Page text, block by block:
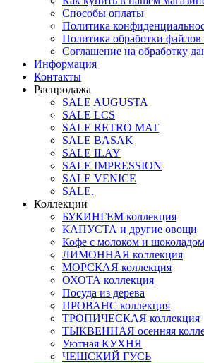
Способы оплаты
Политика
Политика обработки файлов
Соглашение на обработку
Информация
Контакты
Распродажа
SALE AUGUSTA
SALE LCS
SALE RETRO MAT
SALE BASAK
SALE ILAY
SALE IMPRESSION
SALE VENICE
SALE.
Коллекции
БУКИНГЕМ коллекция
КАПУСТА и другие овощи
Кофе с молоком и шоколадом
ЛИМОННАЯ коллекция
МОРСКАЯ коллекция
ОХОТА коллекция
Посуда из дерева
ПРОВАНС коллекция
ТРОПИЧЕСКАЯ коллекция
ТЫКВЕННАЯ осенняя
Уютная КУХНЯ
ЧЕШСКИЙ ГУСЬ